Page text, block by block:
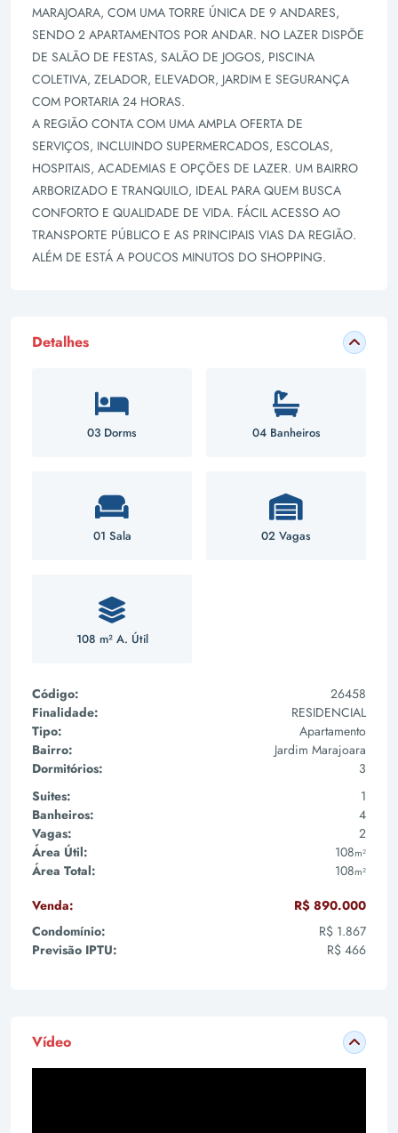
MARAJOARA, COM UMA TORRE ÚNICA DE 9 ANDARES,
SENDO 2 APARTAMENTOS POR ANDAR. NO LAZER DISPÕE
DE SALÃO DE FESTAS, SALÃO DE JOGOS, PISCINA
COLETIVA, ZELADOR, ELEVADOR, JARDIM E SEGURANÇA
COM PORTARIA 24 HORAS.
A REGIÃO CONTA COM UMA AMPLA OFERTA DE
SERVIÇOS, INCLUINDO SUPERMERCADOS, ESCOLAS,
HOSPITAIS, ACADEMIAS E OPÇÕES DE LAZER. UM BAIRRO
ARBORIZADO E TRANQUILO, IDEAL PARA QUEM BUSCA
CONFORTO E QUALIDADE DE VIDA. FÁCIL ACESSO AO
TRANSPORTE PÚBLICO E AS PRINCIPAIS VIAS DA REGIÃO.
ALÉM DE ESTÁ A POUCOS MINUTOS DO SHOPPING.
Detalhes
03 Dorms 04 Banheiros
01 Sala 02 Vagas
108 m² A. Útil
Código:
26458
Finalidade:
RESIDENCIAL
Tipo:
Apartamento
Bairro:
Jardim Marajoara
Dormitórios:
3
Suites:
1
Banheiros:
4
Vagas:
2
Área Útil:
108m²
Área Total: 108m²
Venda:
R$ 890.000
Condomínio:
R$ 1.867
Previsão IPTU:
R$ 466
Vídeo